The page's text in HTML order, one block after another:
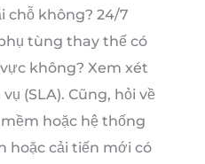
chỗ không? 24/7
tùng thay thế có
không? Xem xét
(SLA). Cũng, hỏi về
hoặc hệ thống
hoặc cải tiến mới có